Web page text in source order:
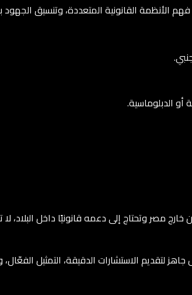
الأنظمة القانونية المتعددة، وتنسيق
أو الدبلوماسية.
مصر وتحتاج إلى دعمه قانونيًا داخل البلاد، لا
لتقديم الاستشارات الدقيقة، التمثيل